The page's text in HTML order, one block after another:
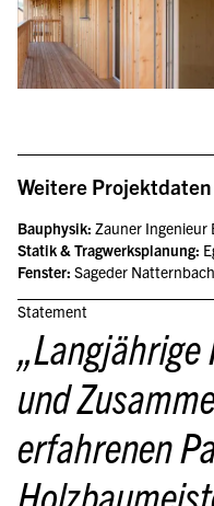
Weitere Projektdaten
Bauphysik: Zauner Ingenieur
Statik & Tragwerksplanung:
Fenster: Sageder
Statement
„
und
erfahrenen